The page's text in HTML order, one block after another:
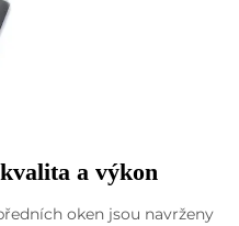
a výkon
oken jsou navrženy